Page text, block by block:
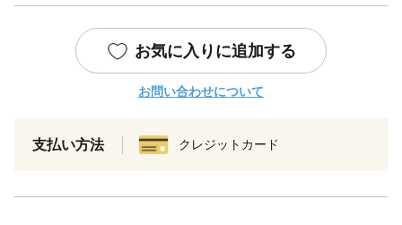
お気に入りに追加する
お問い合わせについて
支払い方法 クレジットカード